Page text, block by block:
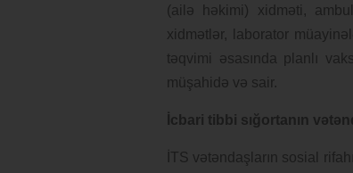
(ailə həkimi) xidməti,
xidmətlər, laborator
təqvimi əsasında planlı
müşahidə və sair.
İcbari tibbi sığortanın
İTS vətəndaşların sosial